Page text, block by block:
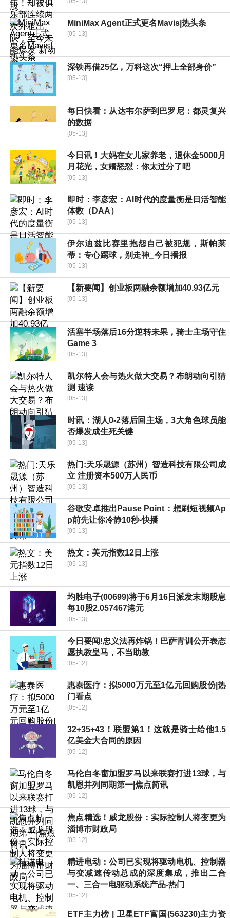
MiniMax Agent正式更名Mavis|热头条
[05-13]
深铁再借25亿，万科这次“押上全部身价”
[05-13]
每日快看：从达韦尔萨到巴罗尼：都灵复兴
的数据
[05-13]
今日讯！大妈在女儿家养老，退休金5000月
月花光，女婿怒怼：你太过分了吧
[05-13]
即时：李彦宏：AI时代的度量衡是日活智能
体数（DAA）
[05-13]
伊尔迪兹比赛里抱怨自己被犯规，斯帕莱
蒂：专心踢球，别走神_今日播报
[05-13]
【新要闻】创业板两融余额增加40.93亿元
[05-13]
活塞半场落后16分逆转未果，骑士主场守住
Game 3
[05-13]
凯尔特人会与热火做大交易？布朗动向引猜
测 速读
[05-13]
时讯：湖人0-2落后回主场，3大角色球员能
否爆发成生死关键
[05-13]
热门:天乐晟源（苏州）智造科技有限公司成
立 注册资本500万人民币
[05-13]
谷歌安卓推出Pause Point：想刷短视频Ap
p前先让你冷静10秒-快播
[05-13]
热文：美元指数12日上涨
[05-13]
均胜电子(00699)将于6月16日派发末期股息
每10股2.057467港元
[05-13]
今日要闻!忠义法再炸锅！巴萨青训公开表态
愿执教皇马，不当助教
[05-12]
惠泰医疗：拟5000万元至1亿元回购股份|热
门看点
[05-12]
32+35+43！联盟第1！这就是骑士给他1.5
亿美金大合同的原因
[05-12]
马伦自冬窗加盟罗马以来联赛打进13球，与
凯恩并列同期第一|焦点简讯
[05-12]
焦点精选！威龙股份：实际控制人将变更为
淄博市财政局
[05-12]
精进电动：公司已实现将驱动电机、控制器
与变减速传动总成的深度集成，推出二合
一、三合一电驱动系统产品-热门
[05-12]
ETF主力榜 | 卫星ETF富国(563230)主力资